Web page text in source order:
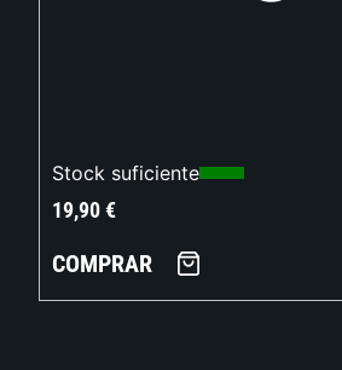
Stock suficiente
19,90€
COMPRAR